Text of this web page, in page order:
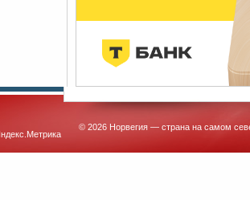
© 2026 Норвегия — страна на самом